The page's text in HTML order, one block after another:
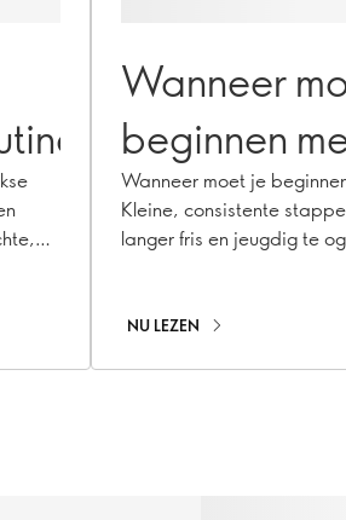
Wanneer
beginnen
skincare?
Wanneer moet je
Kleine, consistente
langer fris en jeugdig te
NU LEZEN